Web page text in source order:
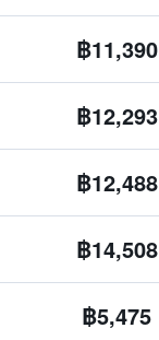
฿11,390
฿12,293
฿12,488
฿14,508
฿5,475